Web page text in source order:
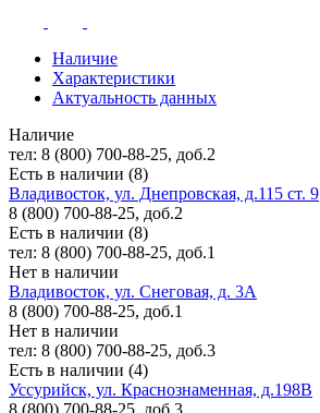
Наличие
Характеристики
Актуальность данных
Наличие
тел: 8 (800) 700-88-25, доб.2
Есть в наличии (8)
Владивосток, ул. Днепровская, д.115 ст. 9
8 (800) 700-88-25, доб.2
Есть в наличии (8)
тел: 8 (800) 700-88-25, доб.1
Нет в наличии
Владивосток, ул. Снеговая, д. 3А
8 (800) 700-88-25, доб.1
Нет в наличии
тел: 8 (800) 700-88-25, доб.3
Есть в наличии (4)
Уссурийск, ул. Краснознаменная, д.198В